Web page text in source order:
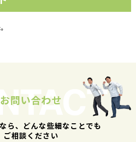
お問い合わせ
ら、どんな些細なことでも
ご相談ください